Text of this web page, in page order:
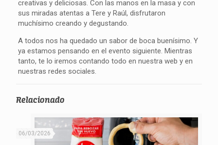
creativas y deliciosas. Con las manos en la masa y con
sus miradas atentas a Tere y Raúl, disfrutaron
muchísimo creando y degustando.
A todos nos ha quedado un sabor de boca buenísimo. Y
ya estamos pensando en el evento siguiente. Mientras
tanto, te lo iremos contando todo en nuestra web y en
nuestras redes sociales.
Relacionado
06/03/2026